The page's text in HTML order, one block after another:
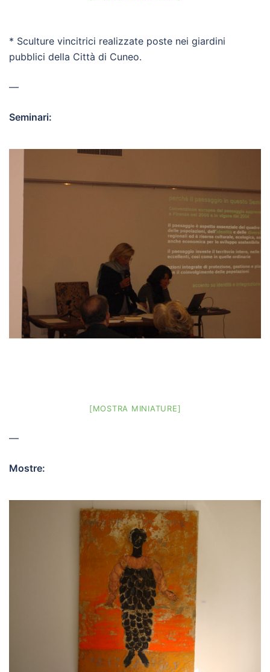
* Sculture vincitrici realizzate poste nei giardini
pubblici della Città di Cuneo.
—
Seminari:
[MOSTRA MINIATURE]
—
Mostre: